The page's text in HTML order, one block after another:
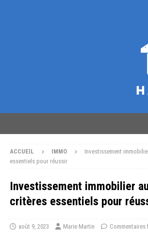
ACCUEIL IMMO
Investissement
essentiels pour réussir
Investissement immobilier
critères essentiels pour
août 9, 2023 Marie Martin Commentaires